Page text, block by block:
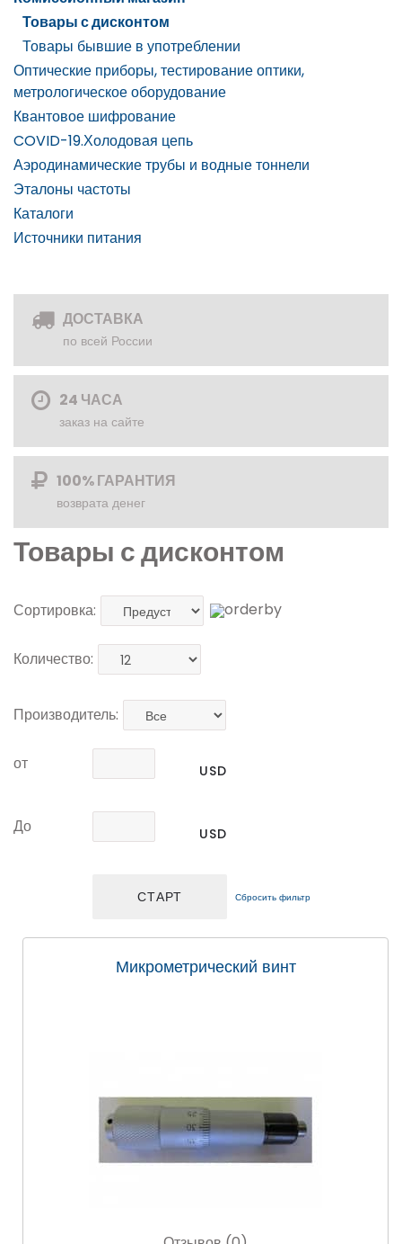
Товары с дисконтом
Товары бывшие в употреблении
Оптические приборы, тестирование оптики,
метрологическое оборудование
Квантовое шифрование
COVID-19.Холодовая цепь
Аэродинамические трубы и водные тоннели
Эталоны частоты
Каталоги
Источники питания
ДОСТАВКА
по всей России
24 ЧАСА
заказ на сайте
100% ГАРАНТИЯ
возврата денег
Товары с дисконтом
Сортировка:
Количество:
Производитель:
от USD
До USD
Сбросить фильтр
Микрометрический винт